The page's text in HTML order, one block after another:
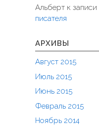
Альберт к записи
писателя
АРХИВЫ
Август 2015
Июль 2015
Июнь 2015
Февраль 2015
Ноябрь 2014